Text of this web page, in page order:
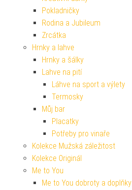
Pokladničky
Rodina a Jubileum
Zrcátka
Hrnky a lahve
Hrnky a šálky
Lahve na pití
Láhve na sport a výlety
Termosky
Můj bar
Placatky
Potřeby pro vinaře
Kolekce Mužská záležitost
Kolekce Originál
Me to You
Me to You dobroty a doplňky